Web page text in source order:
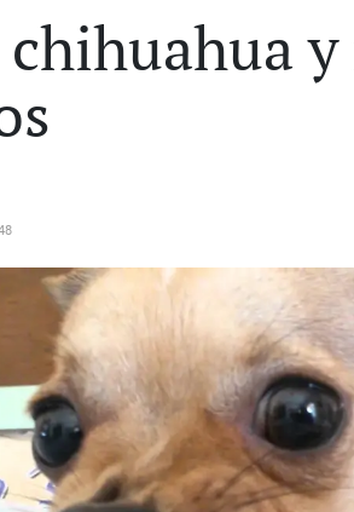
chihuahua